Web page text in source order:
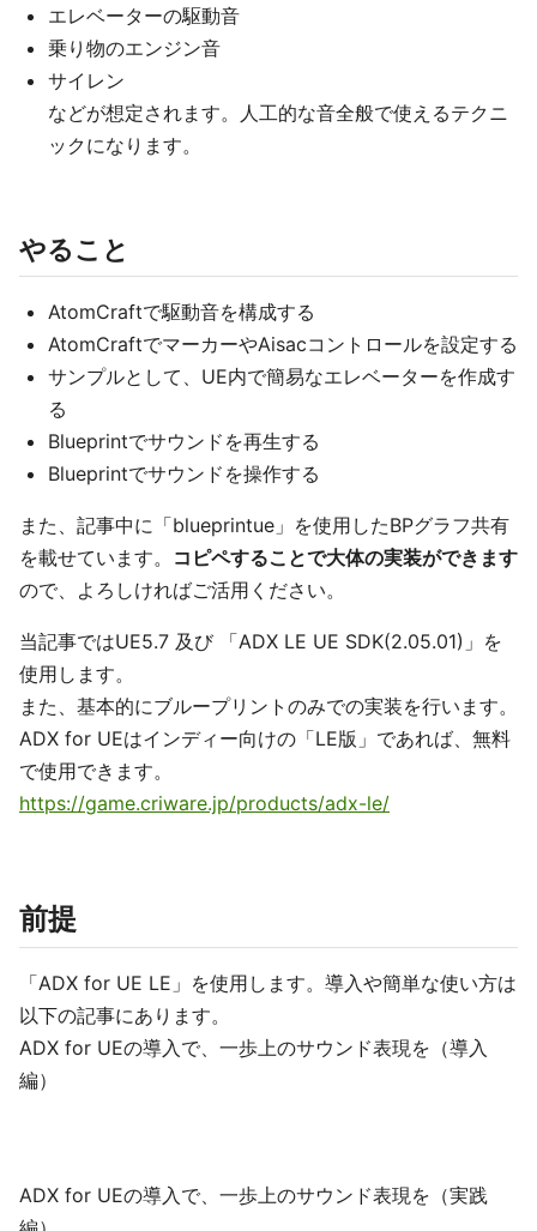
エレベーターの駆動音
乗り物のエンジン音
サイレン
などが想定されます。人工的な音全般で使えるテクニ
ックになります。
やること
AtomCraftで駆動音を構成する
AtomCraftでマーカーやAisacコントロールを設定する
サンプルとして、UE内で簡易なエレベーターを作成す
る
Blueprintでサウンドを再生する
Blueprintでサウンドを操作する
また、記事中に「blueprintue」を使用したBPグラフ共有
を載せています。 コピペすることで大体の実装ができます
ので、よろしければご活用ください。
当記事ではUE5.7 及び 「ADX LE UE SDK(2.05.01)」を
使用します。
また、基本的にブループリントのみでの実装を行います。
ADX for UEはインディー向けの「LE版」であれば、無料
で使用できます。
https://game.criware.jp/products/adx-le/
前提
「ADX for UE LE」を使用します。導入や簡単な使い方は
以下の記事にあります。
ADX for UEの導入で、一歩上のサウンド表現を（導入
編）
ADX for UEの導入で、一歩上のサウンド表現を（実践